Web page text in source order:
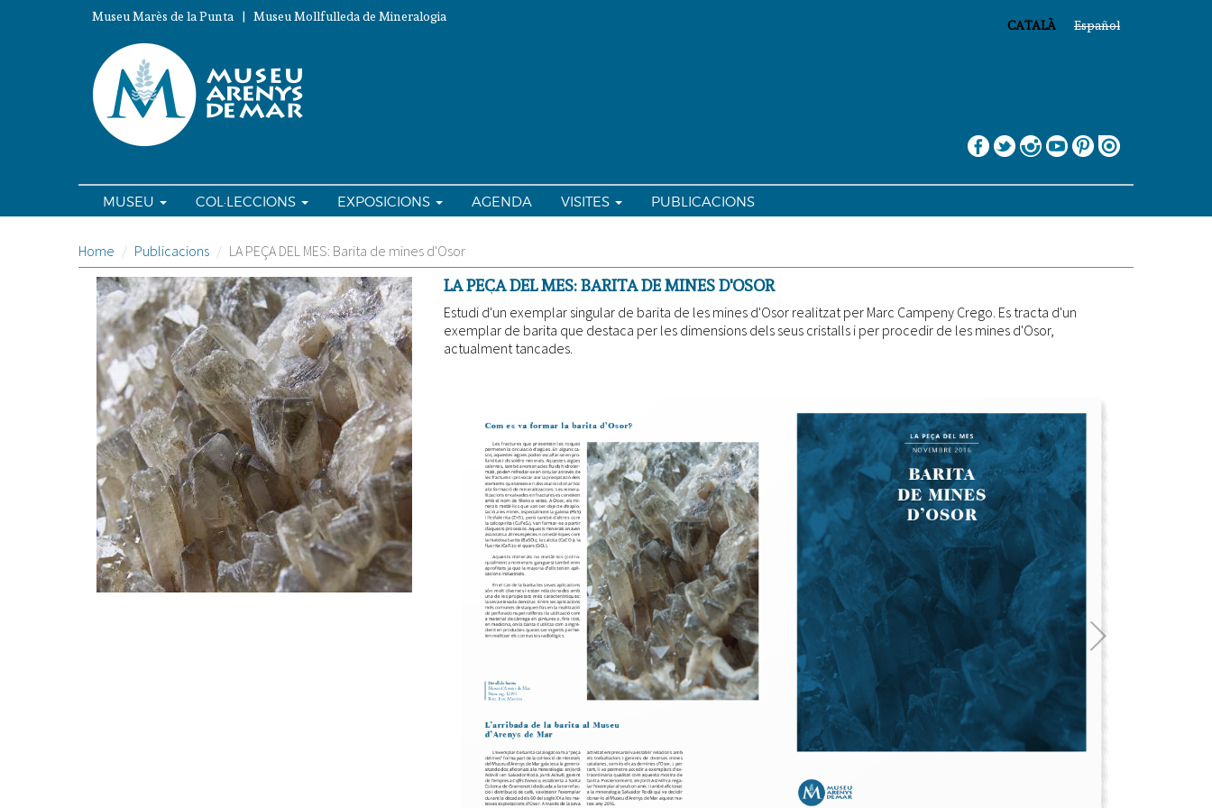
Español
CATALÀ
Museu Marès de la Punta | Museu Mollfulleda de Mineralogia
MUSEU COL·LECCIONS EXPOSICIONS AGENDA VISITES PUBLICACIONS
Home Publicacions LA PEÇA DEL MES: Barita de mines d'Osor
LA PEÇA DEL MES: BARITA DE MINES D'OSOR
Estudi d'un exemplar singular de barita de les mines d'Osor realitzat per Marc Campeny Crego. Es tracta d'un
exemplar de barita que destaca per les dimensions dels seus cristalls i per procedir de les mines d'Osor,
actualment tancades.